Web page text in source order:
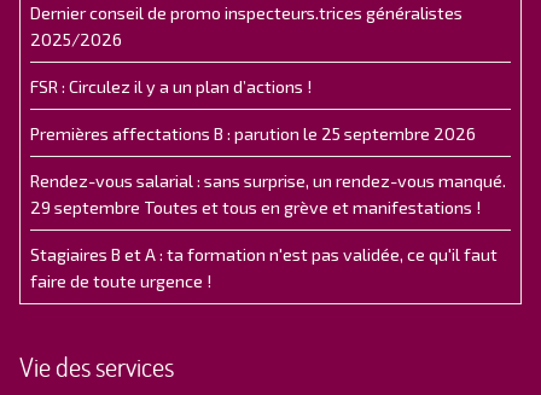
Dernier conseil de promo inspecteurs.trices généralistes
2025/2026
FSR : Circulez il y a un plan d’actions !
Premières affectations B : parution le 25 septembre 2026
Rendez-vous salarial : sans surprise, un rendez-vous manqué.
29 septembre Toutes et tous en grève et manifestations !
Stagiaires B et A : ta formation n'est pas validée, ce qu'il faut
faire de toute urgence !
Vie des services